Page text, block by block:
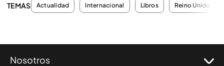
TEMAS Actualidad Internacional Libros Reino Unido
Nosotros